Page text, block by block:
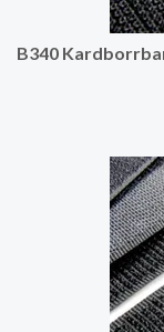
B340